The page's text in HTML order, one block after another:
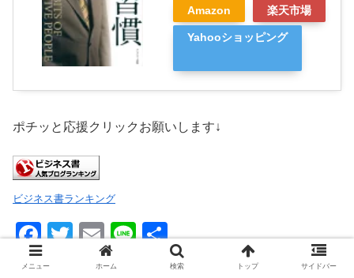
Amazon 楽天市場
Yahooショッピング
ポチッと応援クリックお願いします↓
ビジネス書ランキング
F
a
T
wi
E
m
Li 共
有
メニュー ホーム 検索 トップ サイドバー